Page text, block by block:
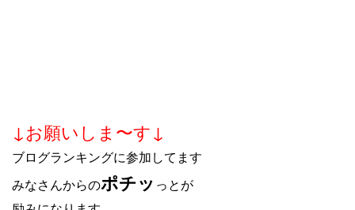
↓お願いしま〜す↓
ブログランキングに参加してます
みなさんからのポチッ っとが